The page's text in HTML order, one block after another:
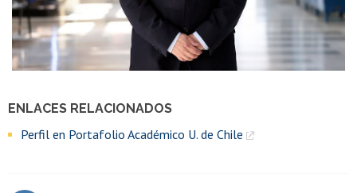
ENLACES RELACIONADOS
Perfil en Portafolio Académico U. de Chile